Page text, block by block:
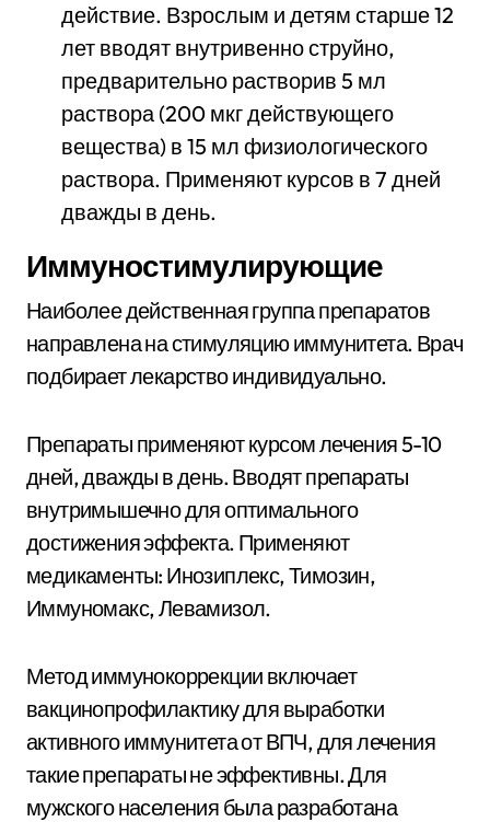
действие. Взрослым и детям старше 12
лет вводят внутривенно струйно,
предварительно растворив 5 мл
раствора (200 мкг действующего
вещества) в 15 мл физиологического
раствора. Применяют курсов в 7 дней
дважды в день.
Иммуностимулирующие
Наиболее действенная группа препаратов
направлена на стимуляцию иммунитета. Врач
подбирает лекарство индивидуально.
Препараты применяют курсом лечения 5-10
дней, дважды в день. Вводят препараты
внутримышечно для оптимального
достижения эффекта. Применяют
медикаменты: Инозиплекс, Тимозин,
Иммуномакс, Левамизол.
Метод иммунокоррекции включает
вакцинопрофилактику для выработки
активного иммунитета от ВПЧ, для лечения
такие препараты не эффективны. Для
мужского населения была разработана